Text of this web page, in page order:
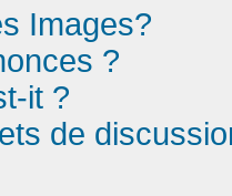
Images?
?
it ?
de